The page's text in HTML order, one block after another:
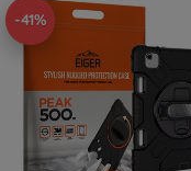
-41%